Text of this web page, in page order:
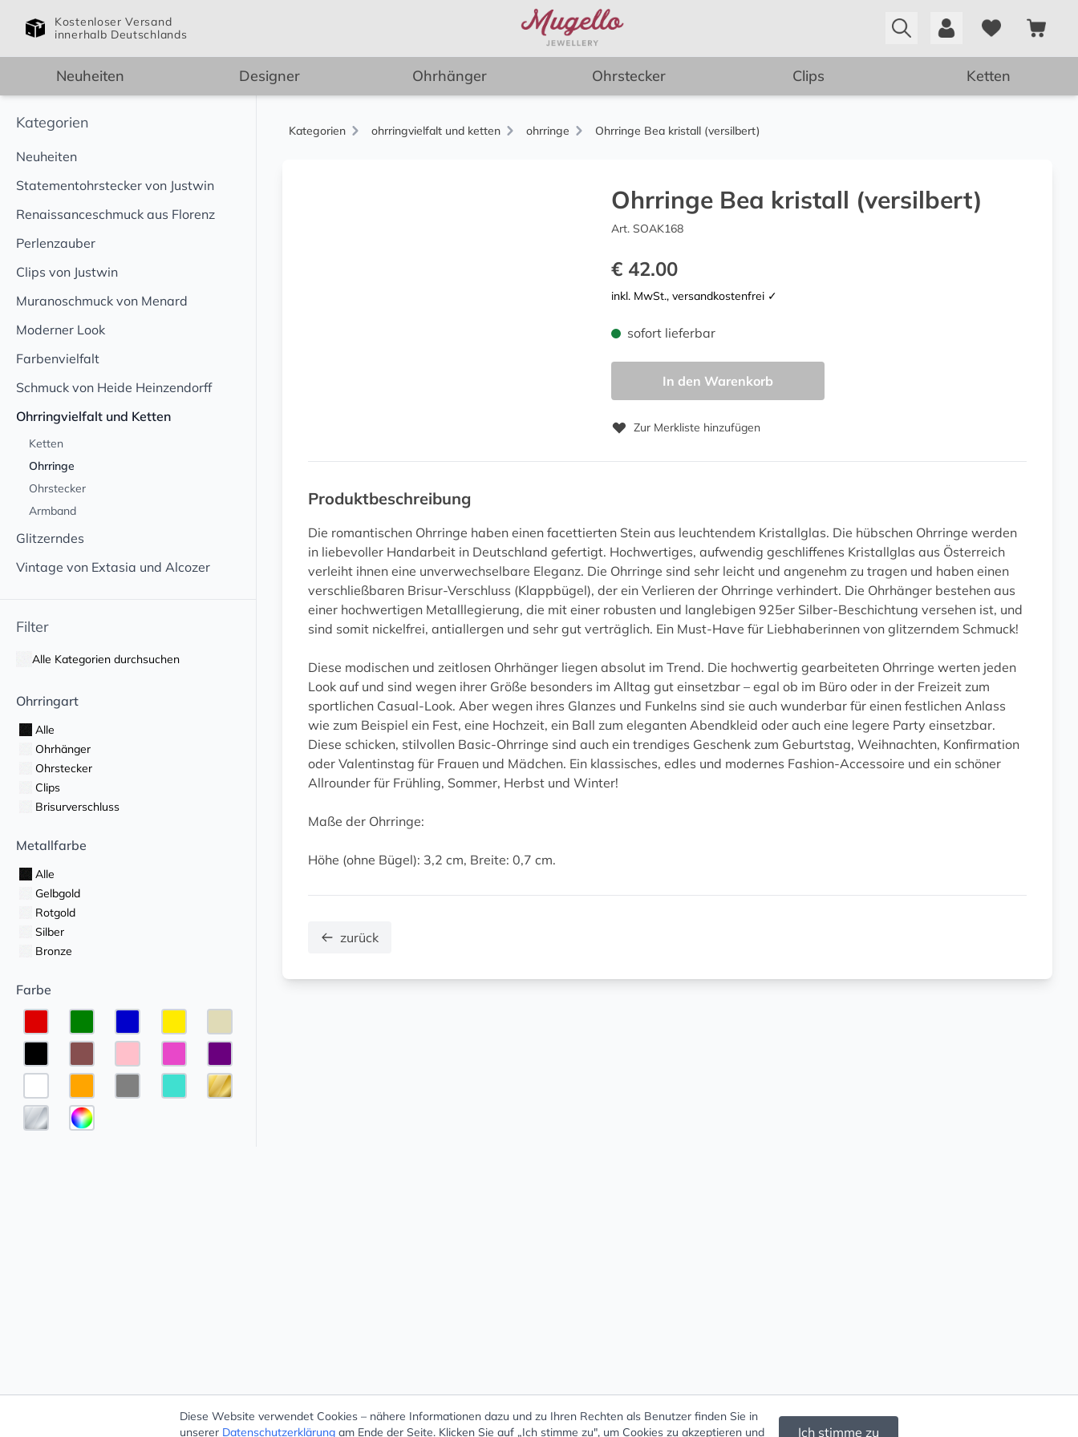
Kostenloser Versand
innerhalb Deutschlands
Neuheiten Designer Ohrhänger Ohrstecker Clips Ketten
Kategorien
Neuheiten
Statementohrstecker von Justwin
Renaissanceschmuck aus Florenz
Perlenzauber
Clips von Justwin
Muranoschmuck von Menard
Moderner Look
Farbenvielfalt
Schmuck von Heide Heinzendorff
Ohrringvielfalt und Ketten
Ketten
Ohrringe
Ohrstecker
Armband
Glitzerndes
Vintage von Extasia und Alcozer
Filter
Alle Kategorien durchsuchen
Ohrringart
Alle
Ohrhänger
Ohrstecker
Clips
Brisurverschluss
Metallfarbe
Alle
Gelbgold
Rotgold
Silber
Bronze
Farbe
Kategorien ohrringvielfalt und ketten ohrringe Ohrringe Bea kristall (versilbert)
Ohrringe Bea kristall (versilbert)
Art. SOAK168
€ 42.00
inkl. MwSt., versandkostenfrei ✓
sofort lieferbar
In den Warenkorb
Zur Merkliste hinzufügen
Produktbeschreibung
Die romantischen Ohrringe haben einen facettierten Stein aus leuchtendem Kristallglas. Die hübschen Ohrringe werden
in liebevoller Handarbeit in Deutschland gefertigt. Hochwertiges, aufwendig geschliffenes Kristallglas aus Österreich
verleiht ihnen eine unverwechselbare Eleganz. Die Ohrringe sind sehr leicht und angenehm zu tragen und haben einen
verschließbaren Brisur-Verschluss (Klappbügel), der ein Verlieren der Ohrringe verhindert. Die Ohrhänger bestehen aus
einer hochwertigen Metalllegierung, die mit einer robusten und langlebigen 925er Silber-Beschichtung versehen ist, und
sind somit nickelfrei, antiallergen und sehr gut verträglich. Ein Must-Have für Liebhaberinnen von glitzerndem Schmuck!
Diese modischen und zeitlosen Ohrhänger liegen absolut im Trend. Die hochwertig gearbeiteten Ohrringe werten jeden
Look auf und sind wegen ihrer Größe besonders im Alltag gut einsetzbar – egal ob im Büro oder in der Freizeit zum
sportlichen Casual-Look. Aber wegen ihres Glanzes und Funkelns sind sie auch wunderbar für einen festlichen Anlass
wie zum Beispiel ein Fest, eine Hochzeit, ein Ball zum eleganten Abendkleid oder auch eine legere Party einsetzbar.
Diese schicken, stilvollen Basic-Ohrringe sind auch ein trendiges Geschenk zum Geburtstag, Weihnachten, Konfirmation
oder Valentinstag für Frauen und Mädchen. Ein klassisches, edles und modernes Fashion-Accessoire und ein schöner
Allrounder für Frühling, Sommer, Herbst und Winter!
Maße der Ohrringe:
Höhe (ohne Bügel): 3,2 cm, Breite: 0,7 cm.
zurück
Diese Website verwendet Cookies – nähere Informationen dazu und zu Ihren Rechten als Benutzer finden Sie in
unserer Datenschutzerklärung am Ende der Seite. Klicken Sie auf „Ich stimme zu", um Cookies zu akzeptieren und Ich stimme zu